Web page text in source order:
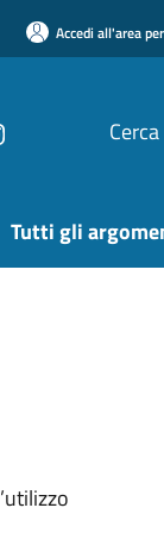
Accedi all'area
Cerca
Tutti gli